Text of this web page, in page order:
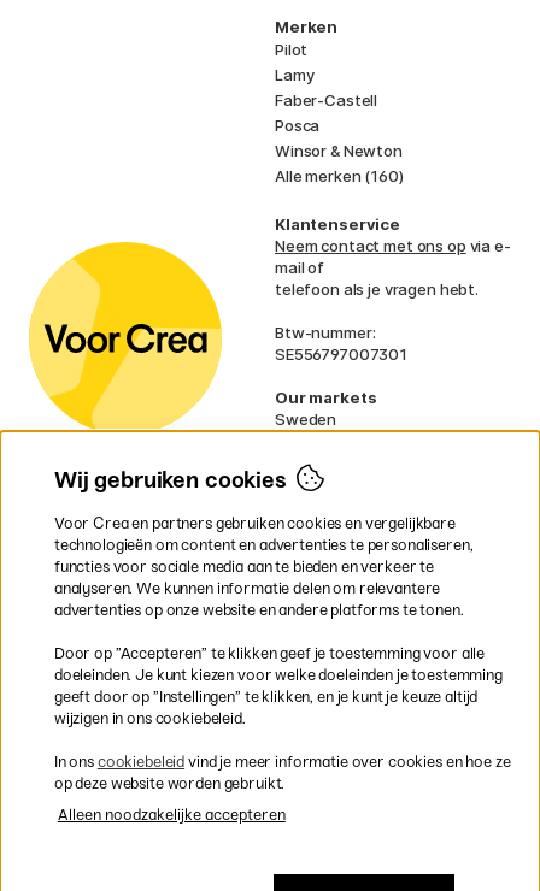
Merken
Pilot
Lamy
Faber-Castell
Posca
Winsor & Newton
Alle merken (160)
Klantenservice
Neem contact met ons op via e-
mail of
telefoon als je vragen hebt.
Btw-nummer:
SE556797007301
Our markets
Sweden
Denmark
Finland
Ireland
Germany
UK
EU
gelden voor volumineuze producten.
Snel en veilig met creditcard of iDEAL
Wij gebruiken cookies
Voor Crea en partners gebruiken cookies en vergelijkbare
technologieën om content en advertenties te personaliseren,
functies voor sociale media aan te bieden en verkeer te
analyseren. We kunnen informatie delen om relevantere
advertenties op onze website en andere platforms te tonen.
Door op ”Accepteren” te klikken geef je toestemming voor alle
doeleinden. Je kunt kiezen voor welke doeleinden je toestemming
geeft door op ”Instellingen” te klikken, en je kunt je keuze altijd
wijzigen in ons cookiebeleid.
In ons cookiebeleid vind je meer informatie over cookies en hoe ze
op deze website worden gebruikt.
Alleen noodzakelijke accepteren